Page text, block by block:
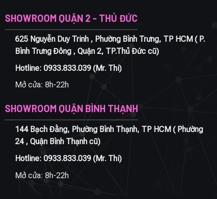
SHOWROOM QUẬN 2 - THỦ ĐỨC
625 Nguyễn Duy Trinh , Phường Bình Trưng, TP HCM ( P.
Bình Trưng Đông , Quận 2, TP.Thủ Đức cũ)
Hotline: 0933.833.039(Mr. Thi)
Mở cửa: 8h-22h
SHOWROOM QUẬN BÌNH THẠNH
144 Bạch Đằng, Phường Bình Thạnh, TP HCM ( Phường
24 , Quận Bình Thạnh cũ)
Hotline: 0933.833.039(Mr. Thi)
Mở cửa: 8h-22h